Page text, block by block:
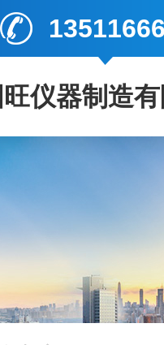
仪器制造